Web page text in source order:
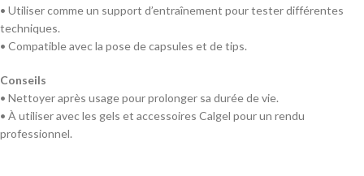
• Utiliser comme un support d’entraînement pour tester différentes
techniques.
• Compatible avec la pose de capsules et de tips.
Conseils
• Nettoyer après usage pour prolonger sa durée de vie.
• À utiliser avec les gels et accessoires Calgel pour un rendu
professionnel.